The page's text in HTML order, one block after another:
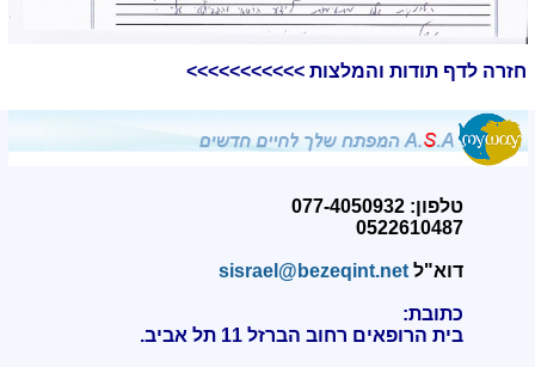
חזרה לדף תודות והמלצות >>>>>>>>>>>
טלפון: 077-4050932
0522610487
דוא"לsisrael@bezeqint.net
כתובת:
בית הרופאים רחוב הברזל 11 תל אביב.